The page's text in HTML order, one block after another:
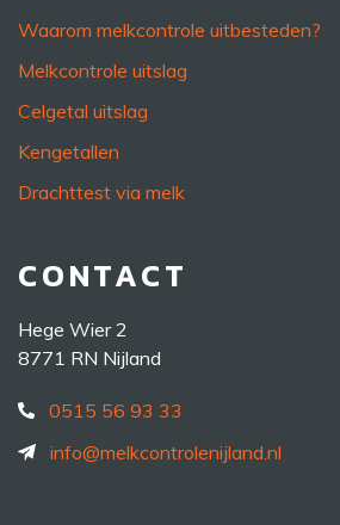
Waarom melkcontrole uitbesteden?
Melkcontrole uitslag
Celgetal uitslag
Kengetallen
Drachttest via melk
CONTACT
Hege Wier 2
8771 RN Nijland
0515 56 93 33
info@melkcontrolenijland.nl